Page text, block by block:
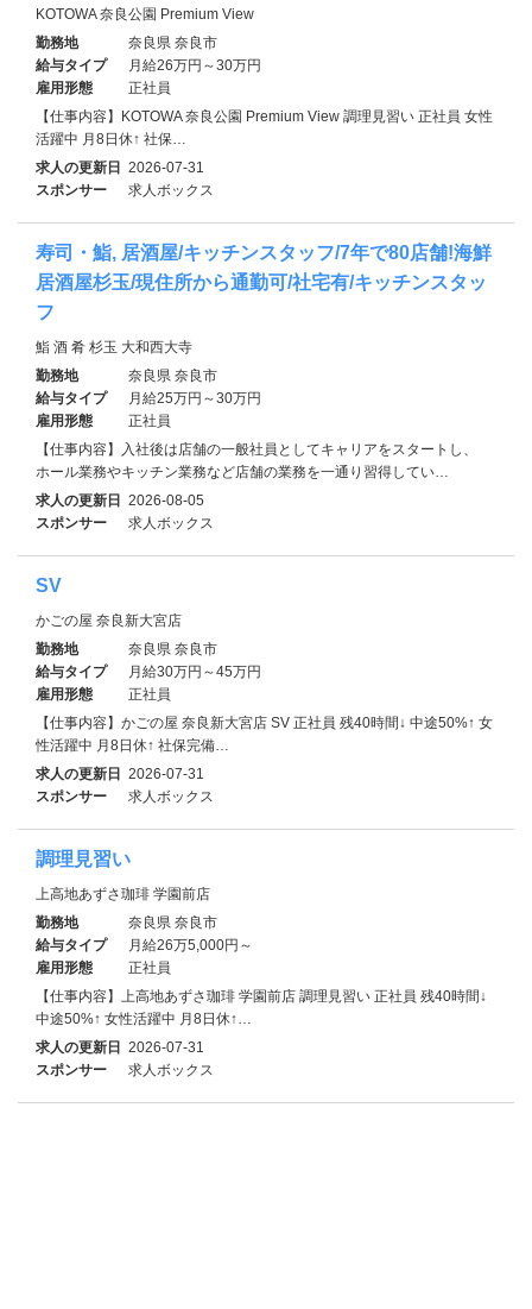
KOTOWA 奈良公園 Premium View
勤務地
奈良県 奈良市
給与タイプ
月給26万円～30万円
雇用形態
正社員
【仕事内容】KOTOWA 奈良公園 Premium View 調理見習い 正社員 女性
活躍中 月8日休↑ 社保…
求人の更新日 2026-07-31
スポンサー
求人ボックス
寿司・鮨, 居酒屋/キッチンスタッフ/7年で80店舗!海鮮
居酒屋杉玉/現住所から通勤可/社宅有/キッチンスタッ
フ
鮨 酒 肴 杉玉 大和西大寺
勤務地
奈良県 奈良市
給与タイプ
月給25万円～30万円
雇用形態
正社員
【仕事内容】入社後は店舗の一般社員としてキャリアをスタートし、
ホール業務やキッチン業務など店舗の業務を一通り習得してい…
求人の更新日 2026-08-05
スポンサー
求人ボックス
SV
かごの屋 奈良新大宮店
勤務地
奈良県 奈良市
給与タイプ
月給30万円～45万円
雇用形態
正社員
【仕事内容】かごの屋 奈良新大宮店 SV 正社員 残40時間↓ 中途50%↑ 女
性活躍中 月8日休↑ 社保完備…
求人の更新日 2026-07-31
スポンサー
求人ボックス
調理見習い
上高地あずさ珈琲 学園前店
勤務地
奈良県 奈良市
給与タイプ
月給26万5,000円～
雇用形態
正社員
【仕事内容】上高地あずさ珈琲 学園前店 調理見習い 正社員 残40時間↓
中途50%↑ 女性活躍中 月8日休↑…
求人の更新日 2026-07-31
スポンサー
求人ボックス